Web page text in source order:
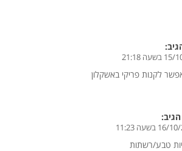
21:18
לקנות פריקי באשקלון
הגיב:
בשעה 11:23
טבע/רשתות